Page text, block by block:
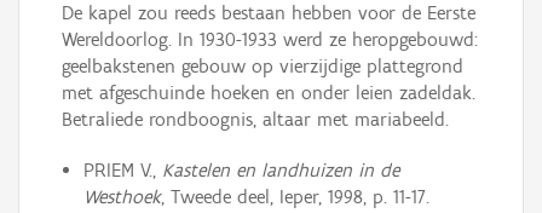
De kapel zou reeds bestaan hebben voor de Eerste
Wereldoorlog. In 1930-1933 werd ze heropgebouwd:
geelbakstenen gebouw op vierzijdige plattegrond
met afgeschuinde hoeken en onder leien zadeldak.
Betraliede rondboognis, altaar met mariabeeld.
PRIEM V., Kastelen en landhuizen in de
Westhoek, Tweede deel, Ieper, 1998, p. 11-17.